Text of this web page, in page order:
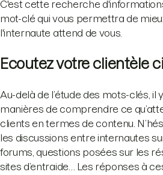
C'est cette recherche
mot-clé qui vous permettra de
l'internaute attend de vous.
Ecoutez votre clientèle
Au-delà de l’étude des mots-clés, il
manières de comprendre ce
clients en termes de contenu.
les discussions entre internautes
forums, questions posées sur les
sites d’entraide… Les réponses à